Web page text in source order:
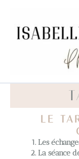
contenu
LE
Les
La séance